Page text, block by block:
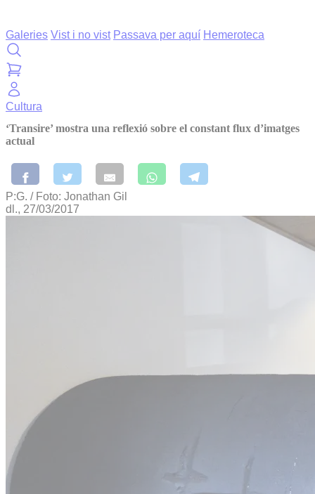
Galeries Vist i no vist Passava per aquí Hemeroteca
Cultura
‘Transire’ mostra una reflexió sobre el constant flux d’imatges
actual
P:G. / Foto: Jonathan Gil
dl., 27/03/2017